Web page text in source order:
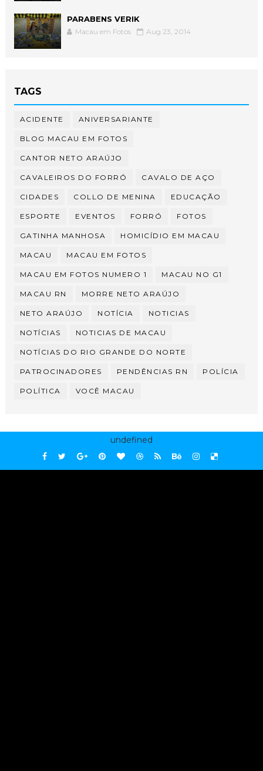
PARABENS VERIK
Macau em Fotos Aug 23, 2014
TAGS
ACIDENTE ANIVERSARIANTE
BLOG MACAU EM FOTOS
CANTOR NETO ARAÚJO
CAVALEIROS DO FORRÓ CAVALO DE AÇO
CIDADES COLLO DE MENINA EDUCAÇÃO
ESPORTE EVENTOS FORRÓ FOTOS
GATINHA MANHOSA HOMICÍDIO EM MACAU
MACAU MACAU EM FOTOS
MACAU EM FOTOS NUMERO 1 MACAU NO G1
MACAU RN MORRE NETO ARAÚJO
NETO ARAÚJO NOTÍCIA NOTICIAS
NOTÍCIAS NOTICIAS DE MACAU
NOTÍCIAS DO RIO GRANDE DO NORTE
PATROCINADORES PENDÊNCIAS RN POLÍCIA
POLÍTICA VOCÊ MACAU
undefined